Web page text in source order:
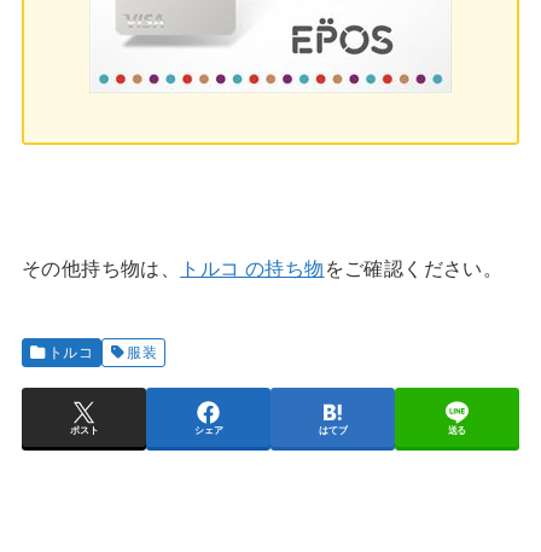
その他持ち物は、 トルコ の持ち物 をご確認ください。
トルコ 服装
ポスト シェア はてブ 送る